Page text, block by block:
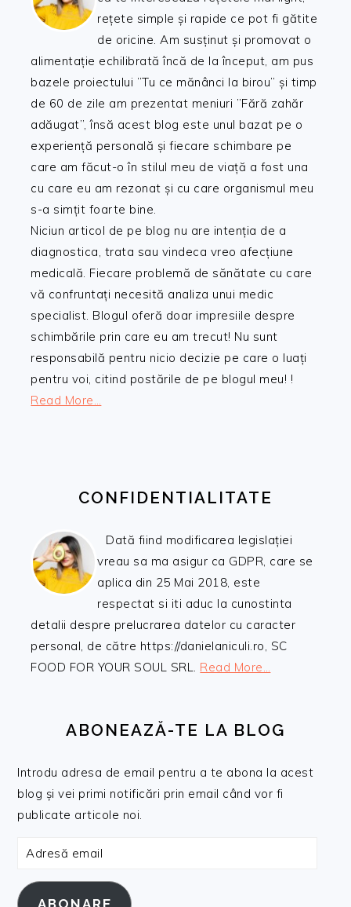
rețete simple și rapide ce pot fi gătite
de oricine. Am susținut și promovat o
alimentație echilibrată încă de la început, am pus
bazele proiectului ”Tu ce mănânci la birou” și timp
de 60 de zile am prezentat meniuri ”Fără zahăr
adăugat”, însă acest blog este unul bazat pe o
experiență personală și fiecare schimbare pe
care am făcut-o în stilul meu de viață a fost una
cu care eu am rezonat și cu care organismul meu
s-a simțit foarte bine.
Niciun articol de pe blog nu are intenția de a
diagnostica, trata sau vindeca vreo afecțiune
medicală. Fiecare problemă de sănătate cu care
vă confruntați necesită analiza unui medic
specialist. Blogul oferă doar impresiile despre
schimbările prin care eu am trecut! Nu sunt
responsabilă pentru nicio decizie pe care o luați
pentru voi, citind postările de pe blogul meu! !
Read More…
CONFIDENTIALITATE
Dată fiind modificarea legislației
vreau sa ma asigur ca GDPR, care se
aplica din 25 Mai 2018, este
respectat si iti aduc la cunostinta
detalii despre prelucrarea datelor cu caracter
personal, de către https://danielaniculi.ro, SC
FOOD FOR YOUR SOUL SRL. Read More…
ABONEAZĂ-TE LA BLOG
Introdu adresa de email pentru a te abona la acest
blog și vei primi notificări prin email când vor fi
publicate articole noi.
Adresă